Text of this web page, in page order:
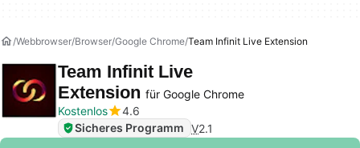
Webbrowser Browser Google Chrome Team Infinit Live Extension
Team Infinit Live
Extension für Google Chrome
Kostenlos
4.6
Sicheres Programm V2.1